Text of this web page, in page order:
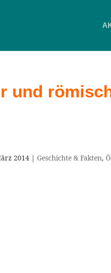
und
2014 |Geschichte & Fakten,